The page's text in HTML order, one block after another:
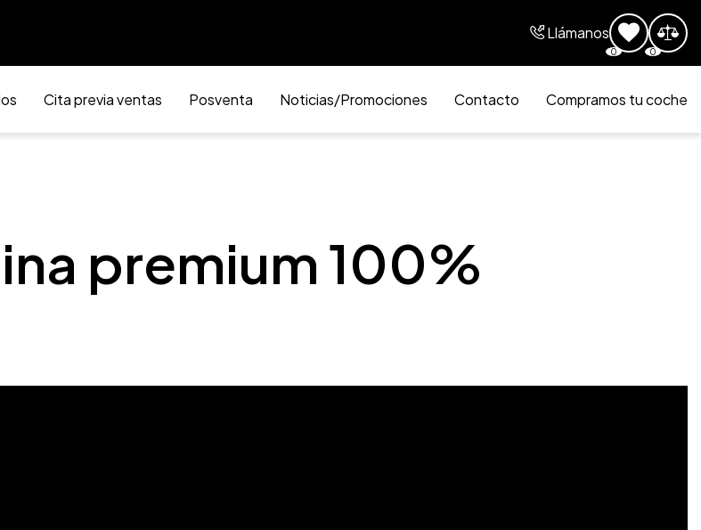
Llámanos
0 0
Cita previa ventas Posventa Noticias/Promociones Contacto Compramos tu coche
premium 100%